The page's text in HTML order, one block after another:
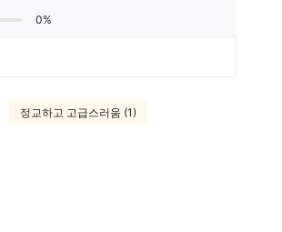
0%
정교하고 고급스러움 (1)